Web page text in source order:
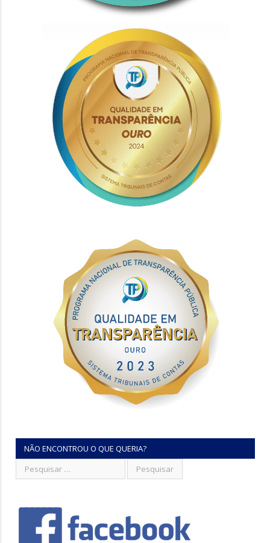
NÃO ENCONTROU O QUE QUERIA?